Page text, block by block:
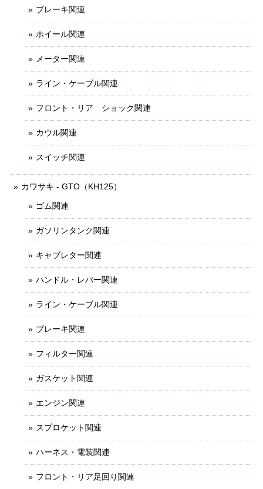
ブレーキ関連
ホイール関連
メーター関連
ライン・ケーブル関連
フロント・リア ショック関連
カウル関連
スイッチ関連
カワサキ - GTO（KH125）
ゴム関連
ガソリンタンク関連
キャブレター関連
ハンドル・レバー関連
ライン・ケーブル関連
ブレーキ関連
フィルター関連
ガスケット関連
エンジン関連
スプロケット関連
ハーネス・電装関連
フロント・リア足回り関連